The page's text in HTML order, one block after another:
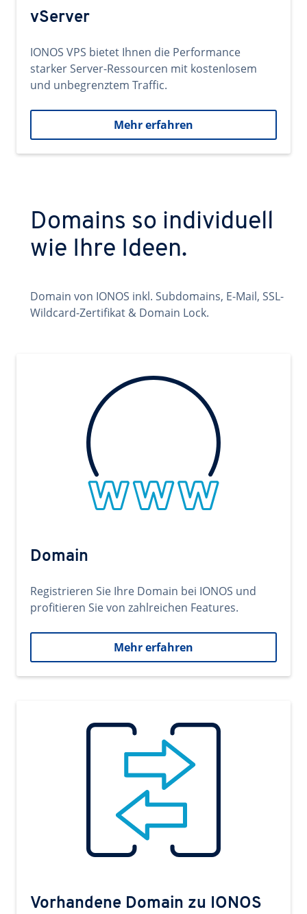
vServer
IONOS VPS bietet Ihnen die Performance
starker Server-Ressourcen mit kostenlosem
und unbegrenztem Traffic.
Mehr erfahren
Domains so individuell
wie Ihre Ideen.
Domain von IONOS inkl. Subdomains, E-Mail, SSL-
Wildcard-Zertifikat & Domain Lock.
Domain
Registrieren Sie Ihre Domain bei IONOS und
profitieren Sie von zahlreichen Features.
Mehr erfahren
Vorhandene Domain zu IONOS